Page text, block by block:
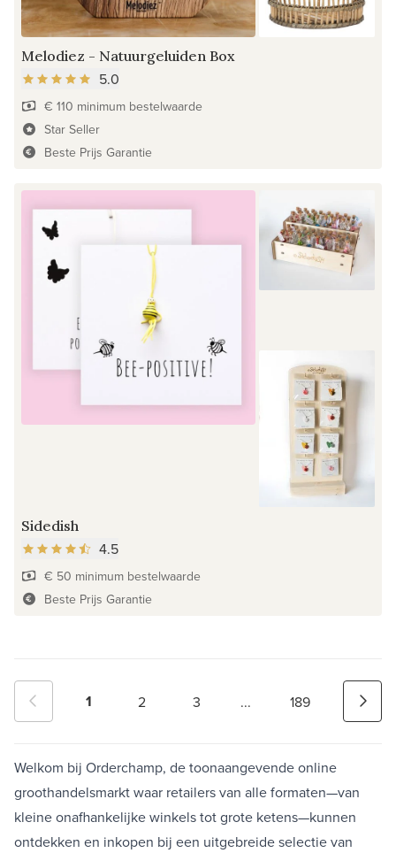
Melodiez - Natuurgeluiden Box
5.0
€ 110 minimum bestelwaarde
Star Seller
Beste Prijs Garantie
Sidedish
4.5
€ 50 minimum bestelwaarde
Beste Prijs Garantie
1 2 3 ... 189
Welkom bij Orderchamp, de toonaangevende online
groothandelsmarkt waar retailers van alle formaten—van
kleine onafhankelijke winkels tot grote ketens—kunnen
ontdekken en inkopen bij een uitgebreide selectie van